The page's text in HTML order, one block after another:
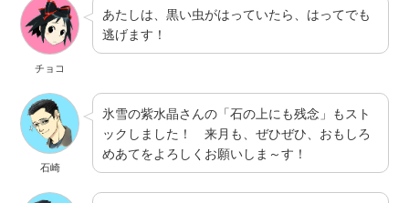
チョコ
あたしは、黒い虫がはっていたら、はってでも
逃げます！
石崎
氷雪の紫水晶さんの「石の上にも残念」もスト
ックしました！ 来月も、ぜひぜひ、おもしろ
めあてをよろしくお願いしま～す！